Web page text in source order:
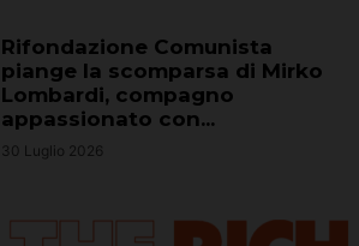
Rifondazione Comunista
piange la scomparsa di Mirko
Lombardi, compagno
appassionato con...
30 Luglio 2026